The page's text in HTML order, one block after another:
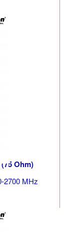
in new tab)
Ohm)
2700 MHz
in new tab)